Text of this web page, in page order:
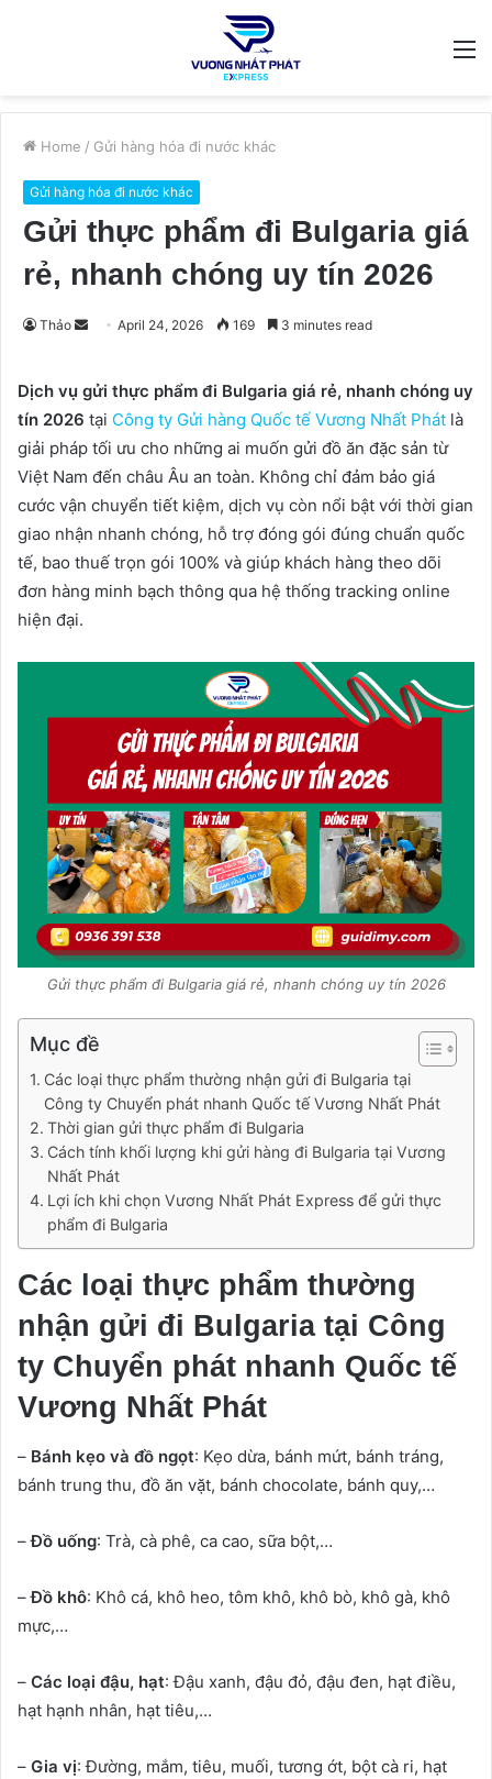
Home / Gửi hàng hóa đi nước khác
Gửi hàng hóa đi nước khác
Gửi thực phẩm đi Bulgaria giá
rẻ, nhanh chóng uy tín 2026
Thảo
SendApril 24, 2026 169 3 minutes read
Dịch vụ gửi thực phẩm đi Bulgaria giá rẻ, nhanh chóng uy
tín 2026 tại Công ty Gửi hàng Quốc tế Vương Nhất Phát là
giải pháp tối ưu cho những ai muốn gửi đồ ăn đặc sản từ
Việt Nam đến châu Âu an toàn. Không chỉ đảm bảo giá
cước vận chuyển tiết kiệm, dịch vụ còn nổi bật với thời gian
giao nhận nhanh chóng, hỗ trợ đóng gói đúng chuẩn quốc
tế, bao thuế trọn gói 100% và giúp khách hàng theo dõi
đơn hàng minh bạch thông qua hệ thống tracking online
hiện đại.
Gửi thực phẩm đi Bulgaria giá rẻ, nhanh chóng uy tín 2026
Mục đề
Các loại thực phẩm thường nhận gửi đi Bulgaria tại
Công ty Chuyển phát nhanh Quốc tế Vương Nhất Phát
Thời gian gửi thực phẩm đi Bulgaria
Cách tính khối lượng khi gửi hàng đi Bulgaria tại Vương
Nhất Phát
Lợi ích khi chọn Vương Nhất Phát Express để gửi thực
phẩm đi Bulgaria
Các loại thực phẩm thường
nhận gửi đi Bulgaria tại Công
ty Chuyển phát nhanh Quốc tế
Vương Nhất Phát
– Bánh kẹo và đồ ngọt: Kẹo dừa, bánh mứt, bánh tráng,
bánh trung thu, đồ ăn vặt, bánh chocolate, bánh quy,…
–Đồ uống: Trà, cà phê, ca cao, sữa bột,…
–Đồ khô: Khô cá, khô heo, tôm khô, khô bò, khô gà, khô
mực,…
– Các loại đậu, hạt: Đậu xanh, đậu đỏ, đậu đen, hạt điều,
hạt hạnh nhân, hạt tiêu,…
– Gia vị: Đường, mắm, tiêu, muối, tương ớt, bột cà ri, hạt